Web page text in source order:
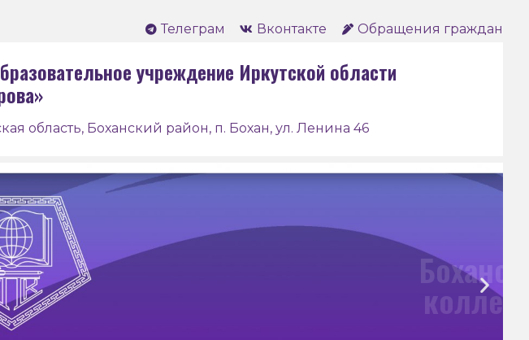
Телеграм Вконтакте Обращения граждан
учреждение Иркутской области
область, Боханский район, п. Бохан, ул. Ленина 46
Боханский педагогический
колледж им. Д. Банзарова